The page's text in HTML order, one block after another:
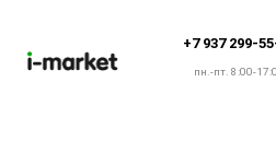
+7 937 299-
пн.-пт. 8:00-